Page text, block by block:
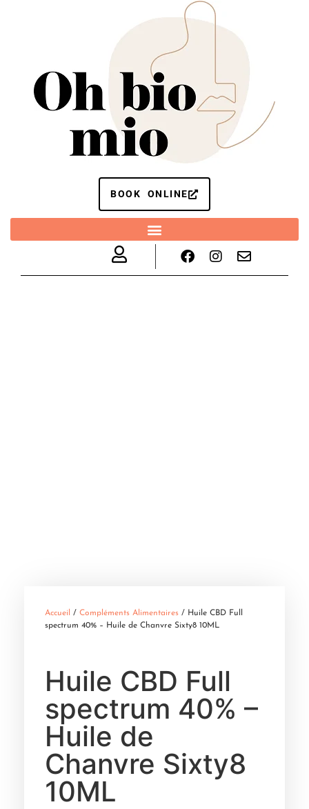
BOOK ONLINE
Accueil / Compléments Alimentaires / Huile CBD Full
spectrum 40% – Huile de Chanvre Sixty8 10ML
Huile CBD Full
spectrum 40% –
Huile de
Chanvre Sixty8
10ML